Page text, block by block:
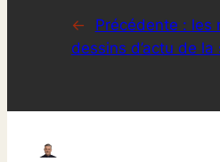
← Précédente : les
dessins d’actu de la